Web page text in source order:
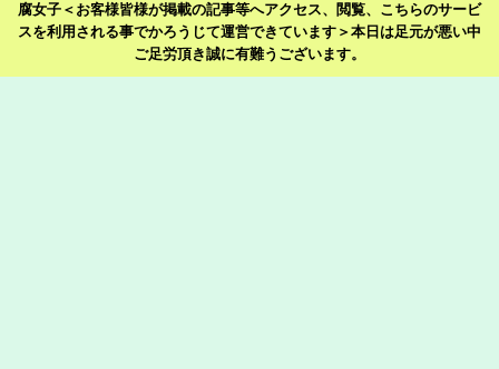
腐女子＜お客様皆様が掲載の記事等へアクセス、閲覧、こちらのサービ
スを利用される事でかろうじて運営できています＞本日は足元が悪い中
ご足労頂き誠に有難うございます。